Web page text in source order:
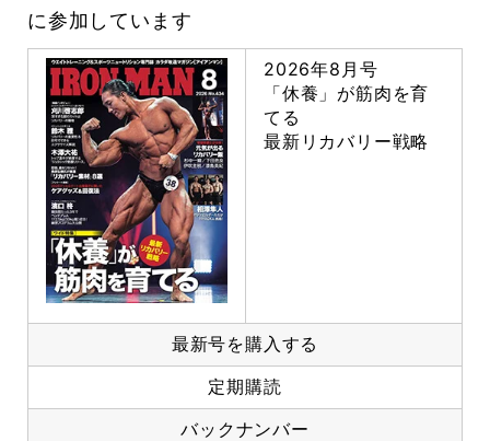
に参加しています
2026年8月号
「休養」が筋肉を育
てる
最新リカバリー戦略
最新号を購入する
定期購読
バックナンバー